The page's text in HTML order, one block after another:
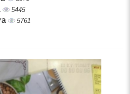
5445
5761